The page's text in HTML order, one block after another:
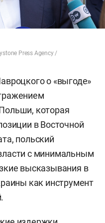
Press Agency /
о «выгоде»
которая
в Восточной
польский
с минимальным
высказывания в
как инструмент